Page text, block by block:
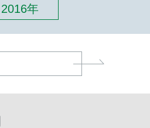
2016年